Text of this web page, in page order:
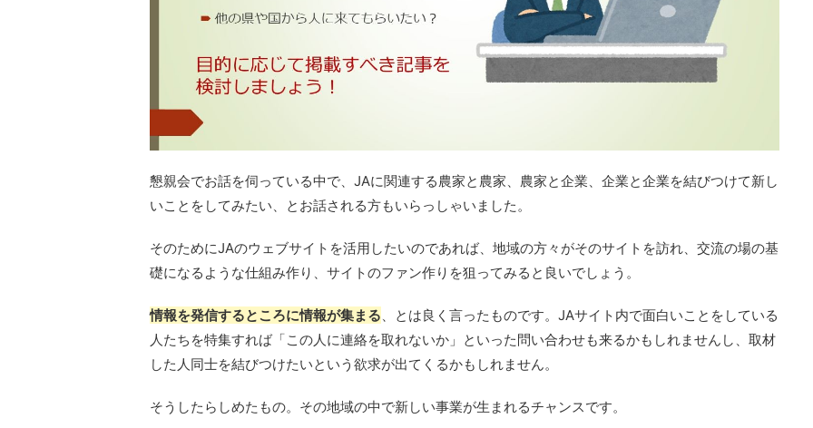
懇親会でお話を伺っている中で、JAに関連する農家と農家、農家と企業、企業と企業を結びつけて新し
いことをしてみたい、とお話される方もいらっしゃいました。
そのためにJAのウェブサイトを活用したいのであれば、地域の方々がそのサイトを訪れ、交流の場の基
礎になるような仕組み作り、サイトのファン作りを狙ってみると良いでしょう。
情報を発信するところに情報が集まる、とは良く言ったものです。JAサイト内で面白いことをしている
人たちを特集すれば「この人に連絡を取れないか」といった問い合わせも来るかもしれませんし、取材
した人同士を結びつけたいという欲求が出てくるかもしれません。
そうしたらしめたもの。その地域の中で新しい事業が生まれるチャンスです。